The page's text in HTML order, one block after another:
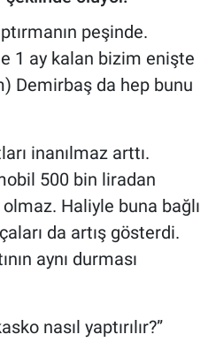
peşinde.
1 ay kalan bizim enişte
Demirbaş da hep bunu
inanılmaz arttı.
500 bin liradan
olmaz. Haliyle buna bağlı
da artış gösterdi.
aynı durması
nasıl yaptırılır?”